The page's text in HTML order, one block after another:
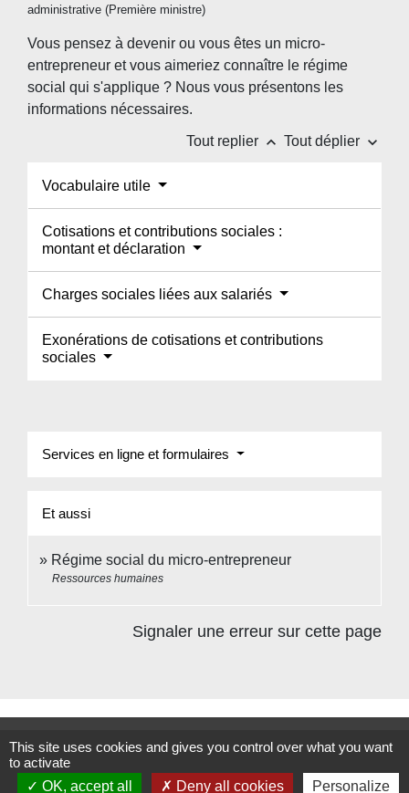
administrative (Première ministre)
Vous pensez à devenir ou vous êtes un micro-
entrepreneur et vous aimeriez connaître le régime
social qui s'applique ? Nous vous présentons les
informations nécessaires.
Tout replier keyboard_arrow_up Tout déplier keyboard_arrow_down
Vocabulaire utile
Cotisations et contributions sociales :
montant et déclaration
Charges sociales liées aux salariés
Exonérations de cotisations et contributions
sociales
Services en ligne et formulaires
Et aussi
Régime social du micro-entrepreneur
Ressources humaines
Signaler une erreur sur cette page
Contacts
Commune de Beauvoir
This site uses cookies and gives you control over what you want
to activate
OK, accept all
Deny all cookies Personalize